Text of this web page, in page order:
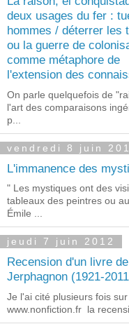
deux usages du fer :
hommes / déterrer les
ou la guerre de
comme métaphore de
l'extension des
On parle quelquefois de
l'art des comparaisons
p...
vendredi 8 juin
L'immanence des
" Les mystiques ont des
tableaux des peintres ou
Émile ...
jeudi 7 juin 2012
Recension d'un livre
Jerphagnon (1921-
Je l'ai cité plusieurs fois
www.nonfiction.fr la